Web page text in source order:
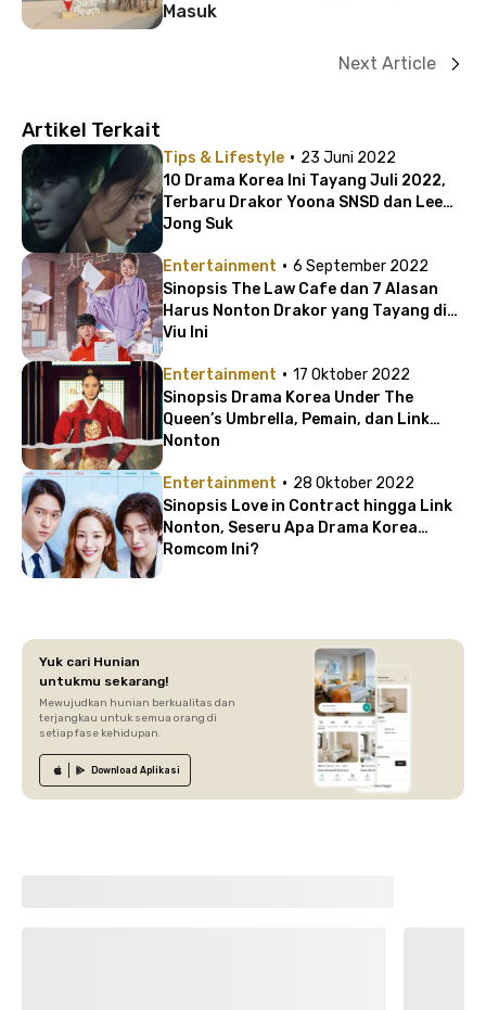
Masuk
Next Article
Artikel Terkait
Tips & Lifestyle · 23 Juni 2022
10 Drama Korea Ini Tayang Juli 2022,
Terbaru Drakor Yoona SNSD dan Lee
Jong Suk
Entertainment · 6 September 2022
Sinopsis The Law Cafe dan 7 Alasan
Harus Nonton Drakor yang Tayang di
Viu Ini
Entertainment · 17 Oktober 2022
Sinopsis Drama Korea Under The
Queen’s Umbrella, Pemain, dan Link
Nonton
Entertainment · 28 Oktober 2022
Sinopsis Love in Contract hingga Link
Nonton, Seseru Apa Drama Korea
Romcom Ini?
Yuk cari Hunian
untukmu sekarang!
Mewujudkan hunian berkualitas dan
terjangkau untuk semua orang di
setiap fase kehidupan.
Download Aplikasi